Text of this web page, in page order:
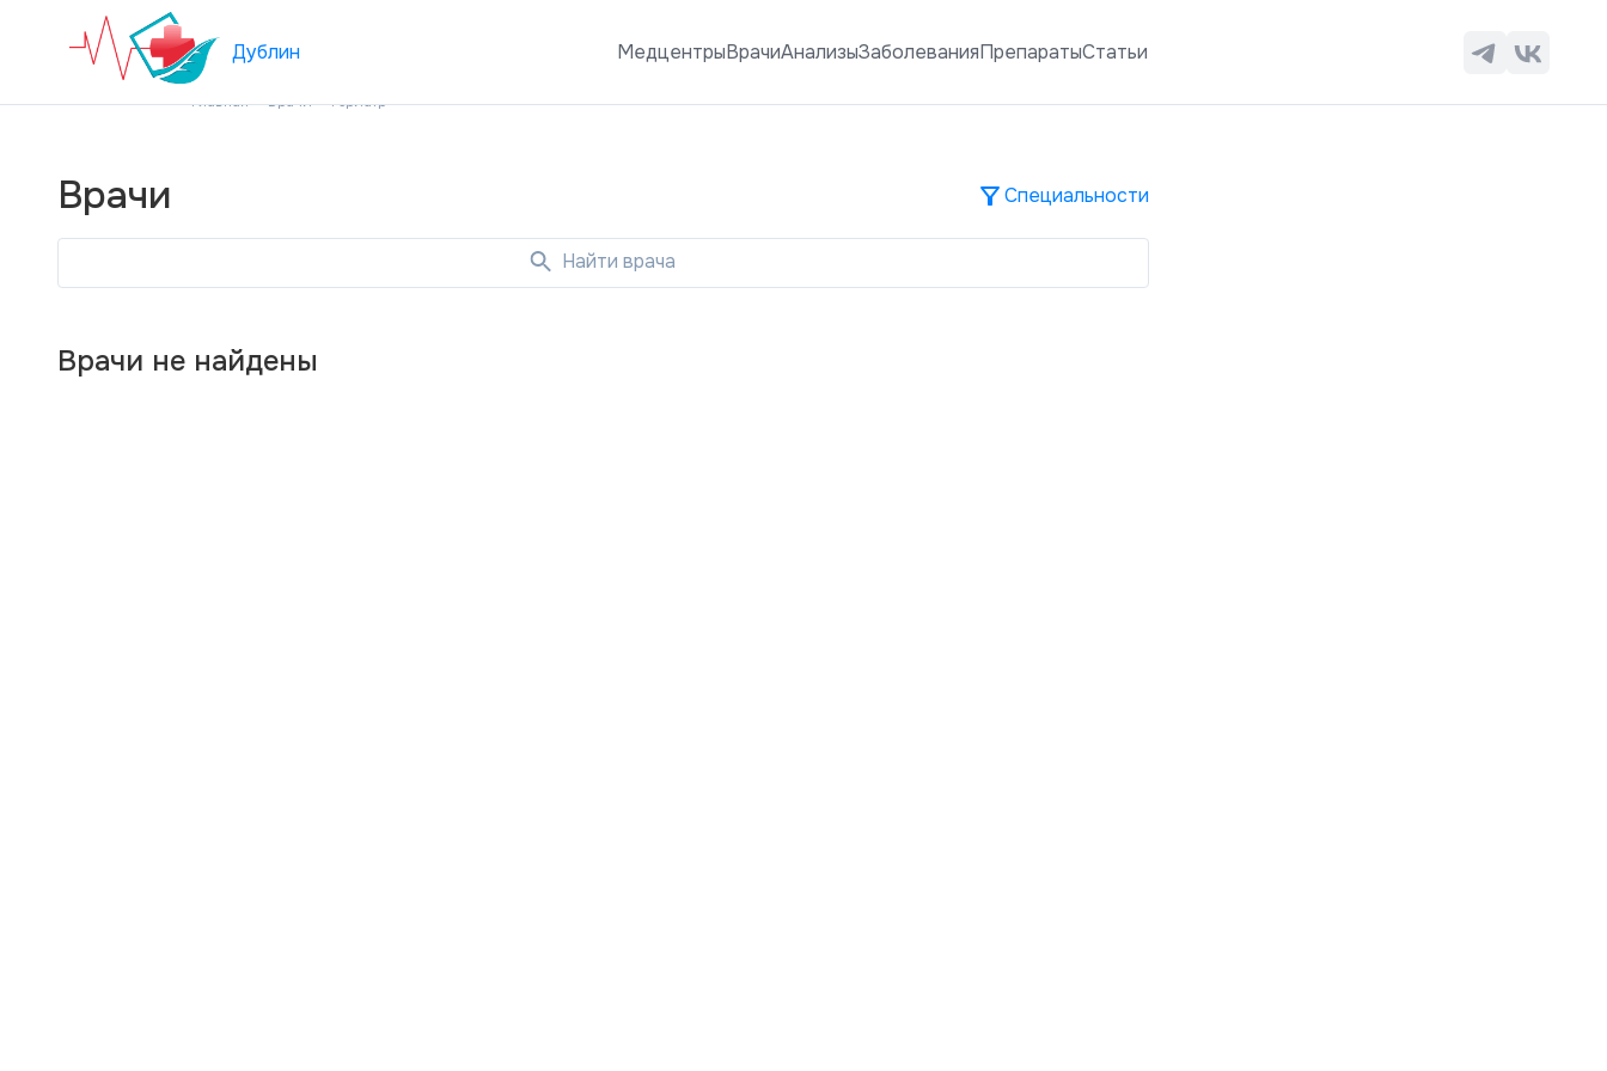
Дублин МедцентрыВрачиАнализыЗаболеванияПрепаратыСтатьи
Главная Врачи Гериатр
Врачи Специальности
Найти врача
Врачи не найдены